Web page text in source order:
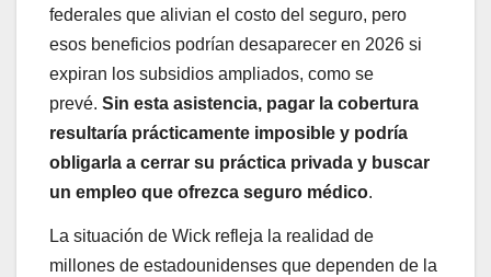
federales que alivian el costo del seguro, pero
esos beneficios podrían desaparecer en 2026 si
expiran los subsidios ampliados, como se
prevé. Sin esta asistencia, pagar la cobertura
resultaría prácticamente imposible y podría
obligarla a cerrar su práctica privada y buscar
un empleo que ofrezca seguro médico.
La situación de Wick refleja la realidad de
millones de estadounidenses que dependen de la